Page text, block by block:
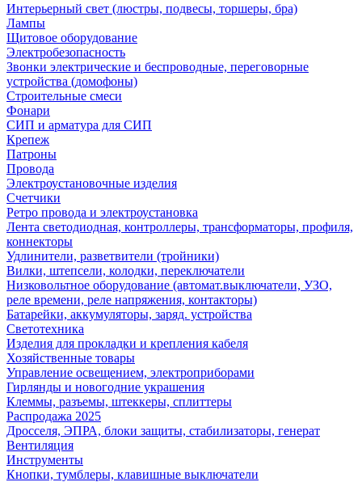
Интерьерный свет (люстры, подвесы, торшеры, бра)
Лампы
Щитовое оборудование
Электробезопасность
Звонки электрические и беспроводные, переговорные
устройства (домофоны)
Строительные смеси
Фонари
СИП и арматура для СИП
Крепеж
Патроны
Провода
Электроустановочные изделия
Счетчики
Ретро провода и электроустановка
Лента светодиодная, контроллеры, трансформаторы, профиля,
коннекторы
Удлинители, разветвители (тройники)
Вилки, штепсели, колодки, переключатели
Низковольтное оборудование (автомат.выключатели, УЗО,
реле времени, реле напряжения, контакторы)
Батарейки, аккумуляторы, заряд. устройства
Светотехника
Изделия для прокладки и крепления кабеля
Хозяйственные товары
Управление освещением, электроприборами
Гирлянды и новогодние украшения
Клеммы, разъемы, штеккеры, сплиттеры
Распродажа 2025
Дросселя, ЭПРА, блоки защиты, стабилизаторы, генерат
Вентиляция
Инструменты
Кнопки, тумблеры, клавишные выключатели